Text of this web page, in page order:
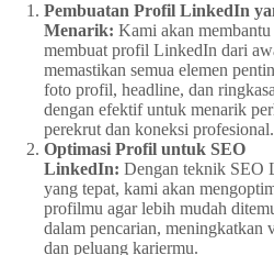
Pembuatan Profil LinkedIn
Menarik: Kami akan membantu
membuat profil LinkedIn dari
memastikan semua elemen
foto profil, headline, dan
dengan efektif untuk menarik
perekrut dan koneksi profesional.
Optimasi Profil untuk SEO
LinkedIn: Dengan teknik SEO
yang tepat, kami akan
profilmu agar lebih mudah
dalam pencarian, meningkatkan
dan peluang kariermu.